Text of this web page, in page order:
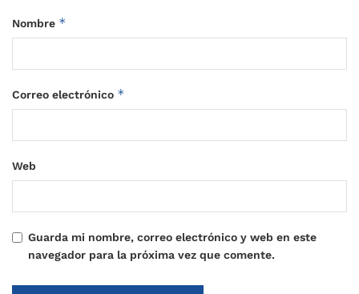
Nombre *
Correo electrónico *
Web
Guarda mi nombre, correo electrónico y web en este
navegador para la próxima vez que comente.